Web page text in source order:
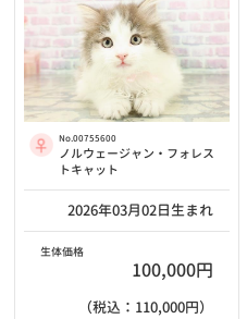
No.00755600
ノルウェージャン・フォレス
トキャット
2026年03月02日生まれ
生体価格
100,000円
（税込：110,000円）